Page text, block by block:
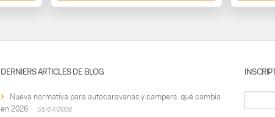
DERNIERS ARTICLES DE BLOG
Nueva normativa para autocaravanas y campers: qué cambia
en 2026
01/07/2026